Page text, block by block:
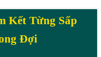
Kết Từng Sấp
Đợi